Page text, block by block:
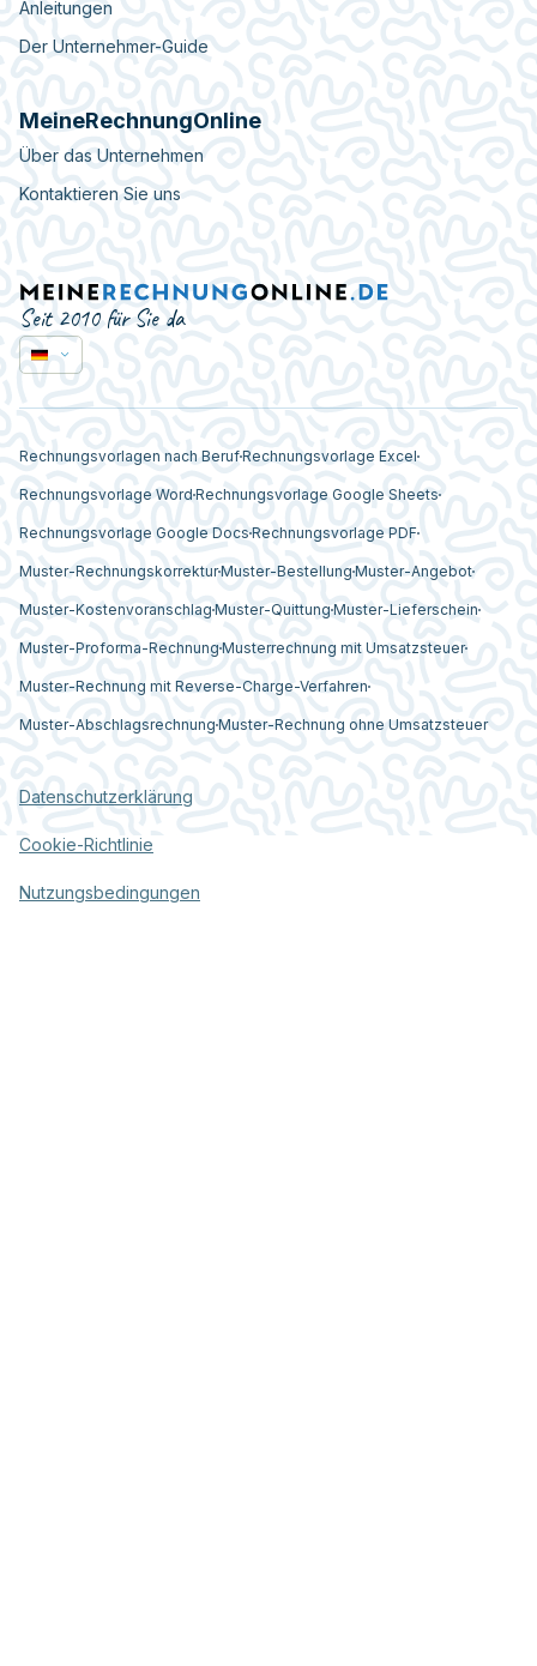
Anleitungen
Der Unternehmer-Guide
MeineRechnungOnline
Über das Unternehmen
Kontaktieren Sie uns
Seit 2010 für Sie da
Rechnungsvorlagen nach BerufRechnungsvorlage Excel
Rechnungsvorlage Word Rechnungsvorlage Google Sheets
Rechnungsvorlage Google Docs Rechnungsvorlage PDF
Muster-RechnungskorrekturMuster-Bestellung Muster-Angebot
Muster-Kostenvoranschlag Muster-Quittung Muster-Lieferschein
Muster-Proforma-Rechnung Musterrechnung mit Umsatzsteuer
Muster-Rechnung mit Reverse-Charge-Verfahren
Muster-Abschlagsrechnung Muster-Rechnung ohne Umsatzsteuer
Datenschutzerklärung
Cookie-Richtlinie
Nutzungsbedingungen